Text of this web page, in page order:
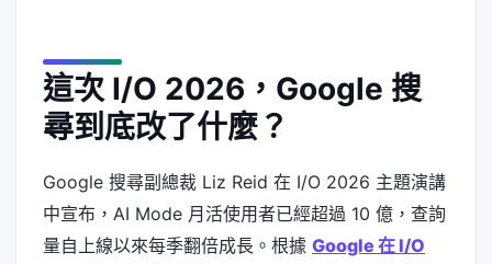
這次 I/O 2026，Google 搜
尋到底改了什麼？
Google 搜尋副總裁 Liz Reid 在 I/O 2026 主題演講
中宣布，AI Mode 月活使用者已經超過 10 億，查詢
量自上線以來每季翻倍成長。根據 Google 在 I/O